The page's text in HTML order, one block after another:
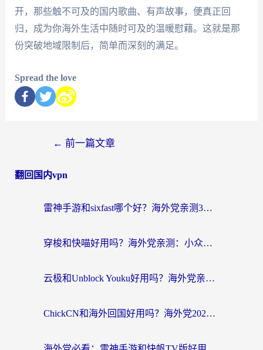
开，那些触不可及的国内歌曲、有声故事，便真正回
归，成为你海外生活中随时可及的温暖慰藉。这就是那
份突破地域限制后，简单而深刻的满足。
Spread the love
← 前一篇文章
翻回国内vpn
雷神手游和sixfast哪个好？海外党亲测3款回国加速器，教你选对不踩坑
穿梭和快喵好用吗？海外党亲测：小众加速器对比+番茄加速器深度体验
云极和Unblock Youku好用吗？海外党亲测+2026回国加速器避坑指南
ChickCN和海外回国好用吗？海外党2026亲测：从手游到影音，选对加速器的3个关键